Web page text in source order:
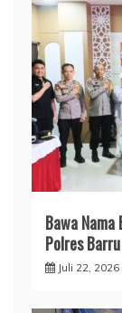
​Bawa
Polres
Juli 22, 2026